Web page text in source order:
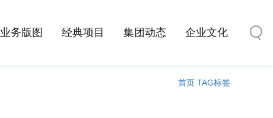
业务版图 经典项目 集团动态 企业文化
首页 TAG标签